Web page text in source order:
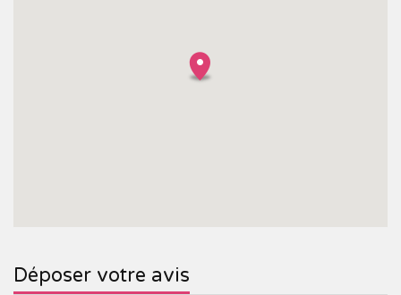
Déposer votre avis